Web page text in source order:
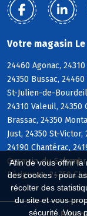
Afin de vous offrir la
des cookies : pour
récolter des
du site et vous
sécurité. Vous
Votre magasin
24460 Agonac,
24350 Bussac,
St-Julien-de-
24310 Valeuil, 24350
Brassac, 24350
Just, 24350 St-
24190 Chantérac,
Germain-du-
Périgueux, 24750